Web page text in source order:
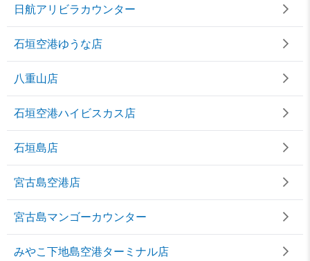
日航アリビラカウンター
石垣空港ゆうな店
八重山店
石垣空港ハイビスカス店
石垣島店
宮古島空港店
宮古島マンゴーカウンター
みやこ下地島空港ターミナル店